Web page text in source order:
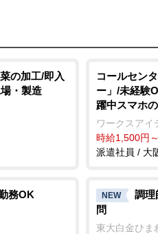
の加工/即入
・製造
コールセン
ー」/未経験
躍中スマホ
ワークスアイ
時給1,500円～
派遣社員 / 大
務OK NEW
調理
問
東大白金ひま